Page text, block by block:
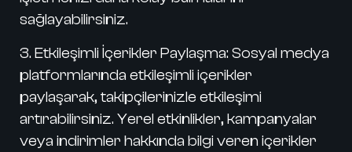
sağlayabilirsiniz.
3. Etkileşimli İçerikler Paylaşma: Sosyal medya
platformlarında etkileşimli içerikler
paylaşarak, takipçilerinizle etkileşimi
artırabilirsiniz. Yerel etkinlikler, kampanyalar
veya indirimler hakkında bilgi veren içerikler